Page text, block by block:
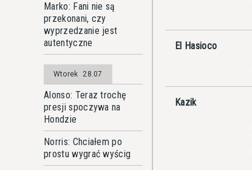
Marko: Fani nie są
przekonani, czy
wyprzedzanie jest
autentyczne
Wtorek 28.07
Alonso: Teraz trochę
presji spoczywa na
Hondzie
Norris: Chciałem po
prostu wygrać wyścig
El Hasioco
Kazik